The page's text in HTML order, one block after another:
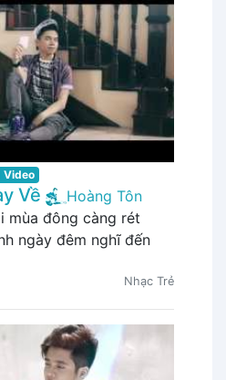
Video
Về
Hoàng Tôn
mùa đông càng rét
ngày đêm nghĩ đến
Nhạc Trẻ